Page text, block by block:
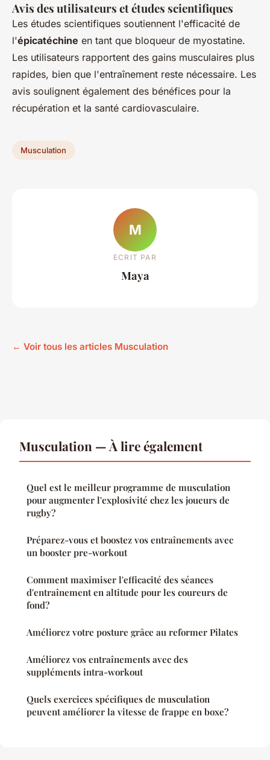
Avis des utilisateurs et études scientifiques
Les études scientifiques soutiennent l'efficacité de
l'épicatéchine en tant que bloqueur de myostatine.
Les utilisateurs rapportent des gains musculaires plus
rapides, bien que l'entraînement reste nécessaire. Les
avis soulignent également des bénéfices pour la
récupération et la santé cardiovasculaire.
Musculation
M
ECRIT PAR
Maya
← Voir tous les articles Musculation
Musculation — À lire également
Quel est le meilleur programme de musculation
pour augmenter l'explosivité chez les joueurs de
rugby?
Préparez-vous et boostez vos entraînements avec
un booster pre-workout
Comment maximiser l'efficacité des séances
d'entraînement en altitude pour les coureurs de
fond?
Améliorez votre posture grâce au reformer Pilates
Améliorez vos entraînements avec des
suppléments intra-workout
Quels exercices spécifiques de musculation
peuvent améliorer la vitesse de frappe en boxe?